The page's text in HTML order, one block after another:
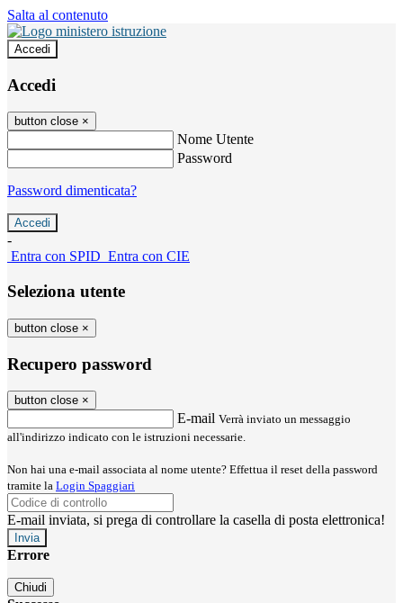
Salta al contenuto
Accedi
Accedi
button close ×
Nome Utente
Password
Password dimenticata?
-
Entra con SPID Entra con CIE
Seleziona utente
button close ×
Recupero password
button close ×
E-mail Verrà inviato un messaggio
all'indirizzo indicato con le istruzioni necessarie.
Non hai una e-mail associata al nome utente? Effettua il reset della password
tramite la Login Spaggiari
E-mail inviata, si prega di controllare la casella di posta elettronica!
Errore
Chiudi